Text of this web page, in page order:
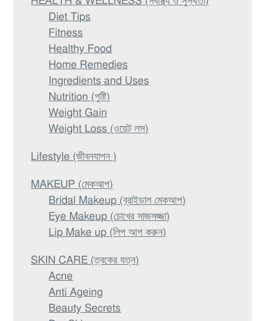
Diet Tips
Fitness
Healthy Food
Home Remedies
Ingredients and Uses
Nutrition (পুষ্টি)
Weight Gain
Weight Loss (ওয়েট লস)
Lifestyle (জীবনযাপন )
MAKEUP (মেকআপ)
Bridal Makeup (ব্রাইডাল মেকআপ)
Eye Makeup (চোখের সাজসজ্জা)
Lip Make up (লিপ আপ করুন)
SKIN CARE (ত্বকের যত্ন)
Acne
Anti Ageing
Beauty Secrets